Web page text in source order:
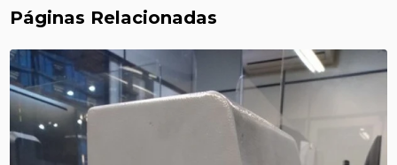
Páginas Relacionadas